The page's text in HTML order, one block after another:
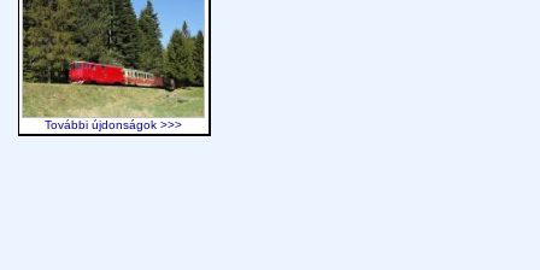
További újdonságok >>>